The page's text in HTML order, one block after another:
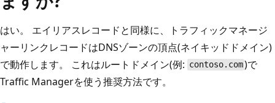
はい。 エイリアスレコードと同様に、トラフィックマネージ
ャーリンクレコードはDNSゾーンの頂点(ネイキッドドメイン)
で動作します。 これはルートドメイン(例: contoso.com)で
Traffic Managerを使う推奨方法です。